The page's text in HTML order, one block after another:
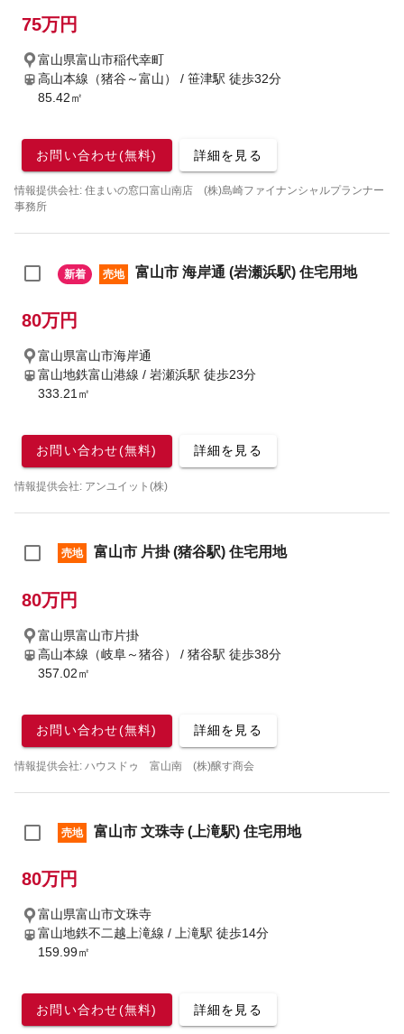
75万円
富山県富山市稲代幸町
高山本線（猪谷～富山） / 笹津駅 徒歩32分
85.42㎡
お問い合わせ(無料) 詳細を見る
情報提供会社: 住まいの窓口富山南店 (株)島崎ファイナンシャルプランナー
事務所
新着 売地 富山市 海岸通 (岩瀬浜駅) 住宅用地
80万円
富山県富山市海岸通
富山地鉄富山港線 / 岩瀬浜駅 徒歩23分
333.21㎡
お問い合わせ(無料) 詳細を見る
情報提供会社: アンユイット(株)
売地 富山市 片掛 (猪谷駅) 住宅用地
80万円
富山県富山市片掛
高山本線（岐阜～猪谷） / 猪谷駅 徒歩38分
357.02㎡
お問い合わせ(無料) 詳細を見る
情報提供会社: ハウスドゥ 富山南 (株)醸す商会
売地 富山市 文珠寺 (上滝駅) 住宅用地
80万円
富山県富山市文珠寺
富山地鉄不二越上滝線 / 上滝駅 徒歩14分
159.99㎡
お問い合わせ(無料) 詳細を見る